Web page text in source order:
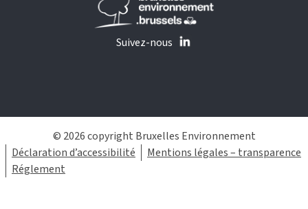
Suivez-nous
© 2026 copyright Bruxelles Environnement
Déclaration d’accessibilité
Mentions légales – transparence
Réglement